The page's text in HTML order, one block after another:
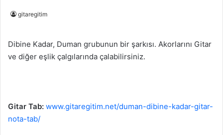
gitaregitim
Dibine Kadar, Duman grubunun bir şarkısı. Akorlarını Gitar
ve diğer eşlik çalgılarında çalabilirsiniz.
Gitar Tab: www.gitaregitim.net/duman-dibine-kadar-gitar-
nota-tab/